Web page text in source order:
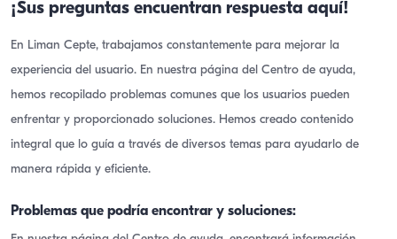
¡Sus preguntas encuentran respuesta aquí!
En Liman Cepte, trabajamos constantemente para mejorar la
experiencia del usuario. En nuestra página del Centro de ayuda,
hemos recopilado problemas comunes que los usuarios pueden
enfrentar y proporcionado soluciones. Hemos creado contenido
integral que lo guía a través de diversos temas para ayudarlo de
manera rápida y eficiente.
Problemas que podría encontrar y soluciones: